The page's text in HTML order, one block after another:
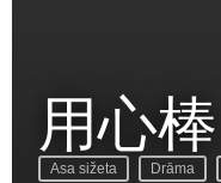
用心棒
Asa sižeta Drāma